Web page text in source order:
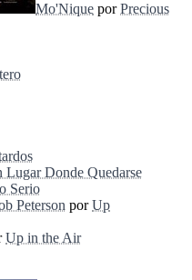
Mo'Nique porPrecious
Lugar Donde Quedarse
Serio
Peterson porUp
Up in the Air